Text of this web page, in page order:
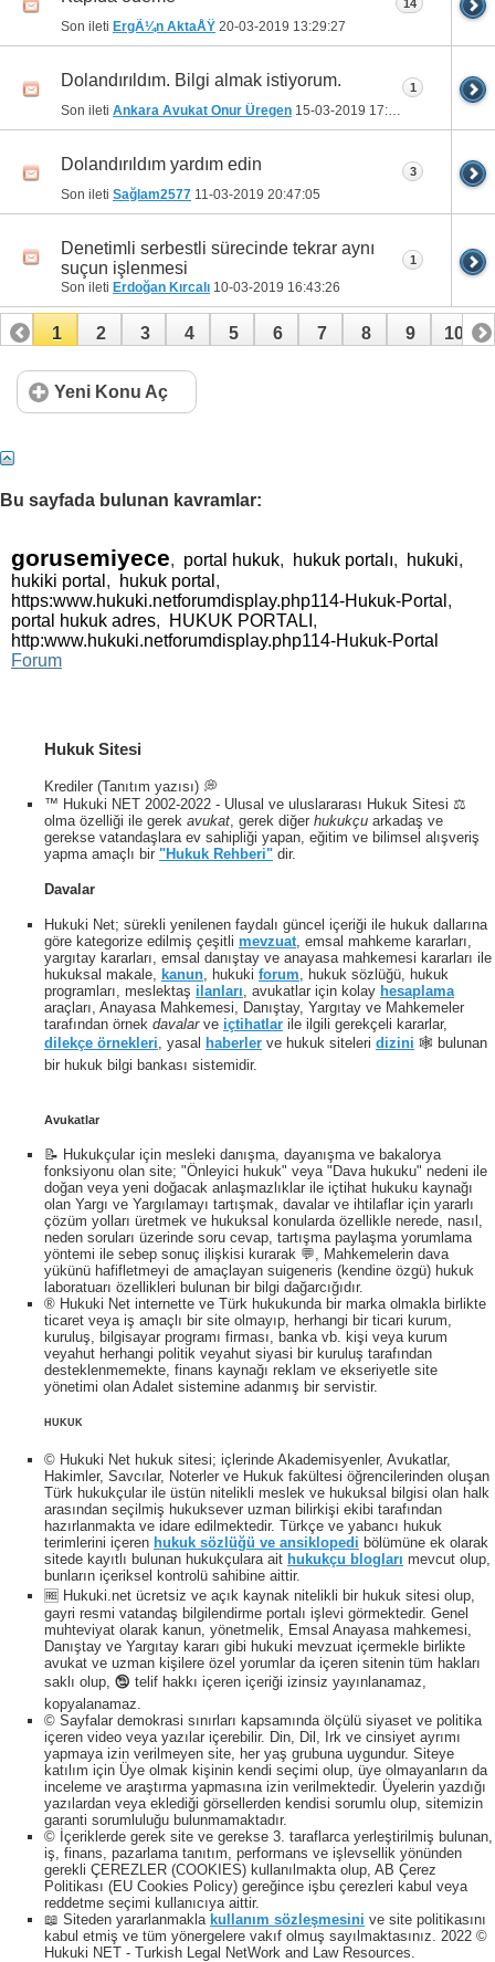
Son ileti ErgÃ¼n AktaÅŸ 20-03-2019 13:29:27
14
Dolandırıldım. Bilgi almak istiyorum.
Son ileti Ankara Avukat Onur Üregen 15-03-2019 17:12:51
1
Dolandırıldım yardım edin
Son ileti Sağlam2577 11-03-2019 20:47:05
3
Denetimli serbestli sürecinde tekrar aynı
suçun işlenmesi
Son ileti Erdoğan Kırcalı 10-03-2019 16:43:26
1
1 2 3 4 5 6 7 8 9 10
11 12 13 14
Yeni Konu Aç
Bu sayfada bulunan kavramlar:
gorusemiyece, portal hukuk, hukuk portalı, hukuki,
hukiki portal , hukuk portal ,
https:www.hukuki.netforumdisplay.php114-Hukuk-Portal ,
portal hukuk adres, HUKUK PORTALI ,
http:www.hukuki.netforumdisplay.php114-Hukuk-Portal
Forum
Hukuk Sitesi
Krediler (Tanıtım yazısı) 💭
™ Hukuki NET 2002-2022 - Ulusal ve uluslararası Hukuk Sitesi ⚖️
olma özelliği ile gerek avukat , gerek diğer hukukçu arkadaş ve
gerekse vatandaşlara ev sahipliği yapan, eğitim ve bilimsel alışveriş
yapma amaçlı bir "Hukuk Rehberi" dir.
Davalar
Hukuki Net; sürekli yenilenen faydalı güncel içeriği ile hukuk dallarına
göre kategorize edilmiş çeşitli mevzuat, emsal mahkeme kararları,
yargıtay kararları, emsal danıştay ve anayasa mahkemesi kararları ile
hukuksal makale, kanun, hukuki forum, hukuk sözlüğü, hukuk
programları, meslektaş ilanları, avukatlar için kolay hesaplama
araçları, Anayasa Mahkemesi, Danıştay, Yargıtay ve Mahkemeler
tarafından örnek davalarve içtihatlar ile ilgili gerekçeli kararlar,
dilekçe örnekleri, yasal haberler ve hukuk siteleri dizini 🕸 bulunan
bir hukuk bilgi bankası sistemidir.
Avukatlar
📝 Hukukçular için mesleki danışma, dayanışma ve bakalorya
fonksiyonu olan site; "Önleyici hukuk" veya "Dava hukuku" nedeni ile
doğan veya yeni doğacak anlaşmazlıklar ile içtihat hukuku kaynağı
olan Yargı ve Yargılamayı tartışmak, davalar ve ihtilaflar için yararlı
çözüm yolları üretmek ve hukuksal konularda özellikle nerede, nasıl,
neden soruları üzerinde soru cevap, tartışma paylaşma yorumlama
yöntemi ile sebep sonuç ilişkisi kurarak 💬, Mahkemelerin dava
yükünü hafifletmeyi de amaçlayan suigeneris (kendine özgü) hukuk
laboratuarı özellikleri bulunan bir bilgi dağarcığıdır.
® Hukuki Net internette ve Türk hukukunda bir marka olmakla birlikte
ticaret veya iş amaçlı bir site olmayıp, herhangi bir ticari kurum,
kuruluş, bilgisayar programı firması, banka vb. kişi veya kurum
veyahut herhangi politik veyahut siyasi bir kuruluş tarafından
desteklenmemekte, finans kaynağı reklam ve ekseriyetle site
yönetimi olan Adalet sistemine adanmış bir servistir.
HUKUK
© Hukuki Net hukuk sitesi; içlerinde Akademisyenler, Avukatlar,
Hakimler, Savcılar, Noterler ve Hukuk fakültesi öğrencilerinden oluşan
Türk hukukçular ile üstün nitelikli meslek ve hukuksal bilgisi olan halk
arasından seçilmiş hukuksever uzman bilirkişi ekibi tarafından
hazırlanmakta ve idare edilmektedir. Türkçe ve yabancı hukuk
terimlerini içeren hukuk sözlüğü ve ansiklopedi bölümüne ek olarak
sitede kayıtlı bulunan hukukçulara ait hukukçu blogları mevcut olup,
bunların içeriksel kontrolü sahibine aittir.
🆓 Hukuki.net ücretsiz ve açık kaynak nitelikli bir hukuk sitesi olup,
gayri resmi vatandaş bilgilendirme portalı işlevi görmektedir. Genel
muhteviyat olarak kanun, yönetmelik, Emsal Anayasa mahkemesi,
Danıştay ve Yargıtay kararı gibi hukuki mevzuat içermekle birlikte
avukat ve uzman kişilere özel yorumlar da içeren sitenin tüm hakları
saklı olup, 🕲 telif hakkı içeren içeriği izinsiz yayınlanamaz,
kopyalanamaz.
© Sayfalar demokrasi sınırları kapsamında ölçülü siyaset ve politika
içeren video veya yazılar içerebilir. Din, Dil, Irk ve cinsiyet ayrımı
yapmaya izin verilmeyen site, her yaş grubuna uygundur. Siteye
katılım için Üye olmak kişinin kendi seçimi olup, üye olmayanların da
inceleme ve araştırma yapmasına izin verilmektedir. Üyelerin yazdığı
yazılardan veya eklediği görsellerden kendisi sorumlu olup, sitemizin
garanti sorumluluğu bulunmamaktadır.
© İçeriklerde gerek site ve gerekse 3. taraflarca yerleştirilmiş bulunan,
iş, finans, pazarlama tanıtım, performans ve işlevsellik yönünden
gerekli ÇEREZLER (COOKIES) kullanılmakta olup, AB Çerez
Politikası (EU Cookies Policy) gereğince işbu çerezleri kabul veya
reddetme seçimi kullanıcıya aittir.
📖 Siteden yararlanmakla kullanım sözleşmesini ve site politikasını
kabul etmiş ve tüm yönergelere vakıf olmuş sayılmaktasınız. 2022 ©
Hukuki NET - Turkish Legal NetWork and Law Resources.